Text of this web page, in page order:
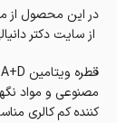
در این محصول از
از سایت دکتر
مصنوعى و مواد
کننده کم کالری